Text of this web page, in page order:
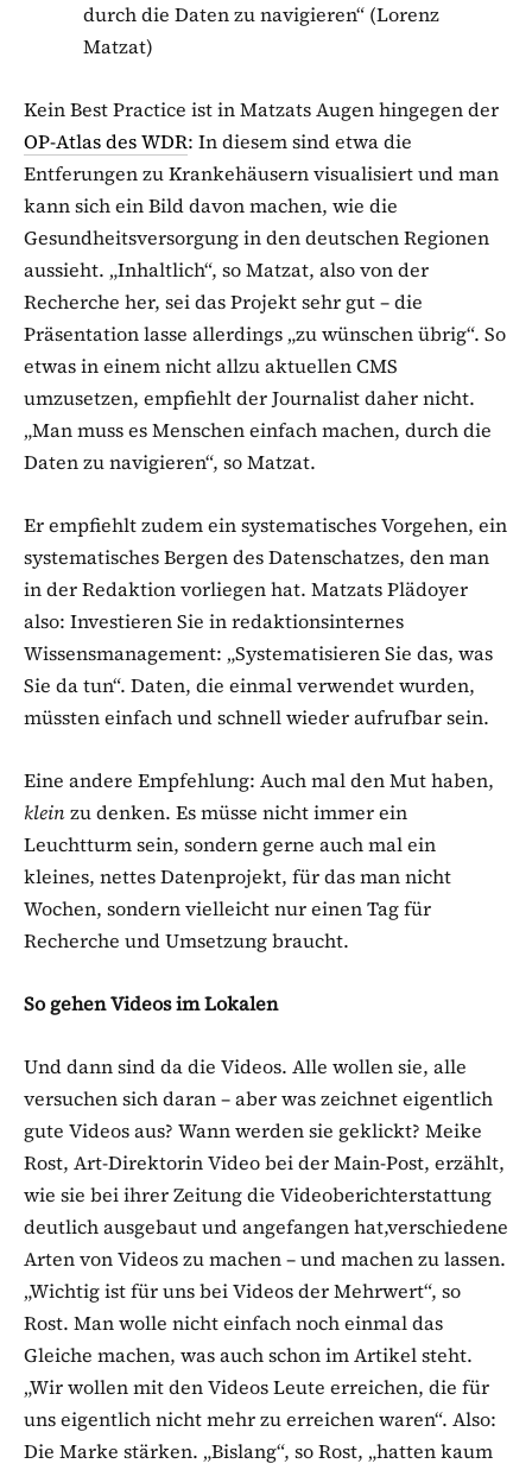
durch die Daten zu navigieren“ (Lorenz
Matzat)
Kein Best Practice ist in Matzats Augen hingegen der
OP-Atlas des WDR: In diesem sind etwa die
Entferungen zu Krankehäusern visualisiert und man
kann sich ein Bild davon machen, wie die
Gesundheitsversorgung in den deutschen Regionen
aussieht. „Inhaltlich“, so Matzat, also von der
Recherche her, sei das Projekt sehr gut – die
Präsentation lasse allerdings „zu wünschen übrig“. So
etwas in einem nicht allzu aktuellen CMS
umzusetzen, empfiehlt der Journalist daher nicht.
„Man muss es Menschen einfach machen, durch die
Daten zu navigieren“, so Matzat.
Er empfiehlt zudem ein systematisches Vorgehen, ein
systematisches Bergen des Datenschatzes, den man
in der Redaktion vorliegen hat. Matzats Plädoyer
also: Investieren Sie in redaktionsinternes
Wissensmanagement: „Systematisieren Sie das, was
Sie da tun“. Daten, die einmal verwendet wurden,
müssten einfach und schnell wieder aufrufbar sein.
Eine andere Empfehlung: Auch mal den Mut haben,
kleinzu denken. Es müsse nicht immer ein
Leuchtturm sein, sondern gerne auch mal ein
kleines, nettes Datenprojekt, für das man nicht
Wochen, sondern vielleicht nur einen Tag für
Recherche und Umsetzung braucht.
So gehen Videos im Lokalen
Und dann sind da die Videos. Alle wollen sie, alle
versuchen sich daran – aber was zeichnet eigentlich
gute Videos aus? Wann werden sie geklickt? Meike
Rost, Art-Direktorin Video bei der Main-Post, erzählt,
wie sie bei ihrer Zeitung die Videoberichterstattung
deutlich ausgebaut und angefangen hat,verschiedene
Arten von Videos zu machen – und machen zu lassen.
„Wichtig ist für uns bei Videos der Mehrwert“, so
Rost. Man wolle nicht einfach noch einmal das
Gleiche machen, was auch schon im Artikel steht.
„Wir wollen mit den Videos Leute erreichen, die für
uns eigentlich nicht mehr zu erreichen waren“. Also:
Die Marke stärken. „Bislang“, so Rost, „hatten kaum